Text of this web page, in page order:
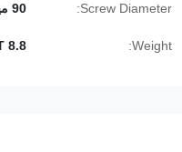
Screw Diameter: 90 میلی متر
Weight:
8.8 T